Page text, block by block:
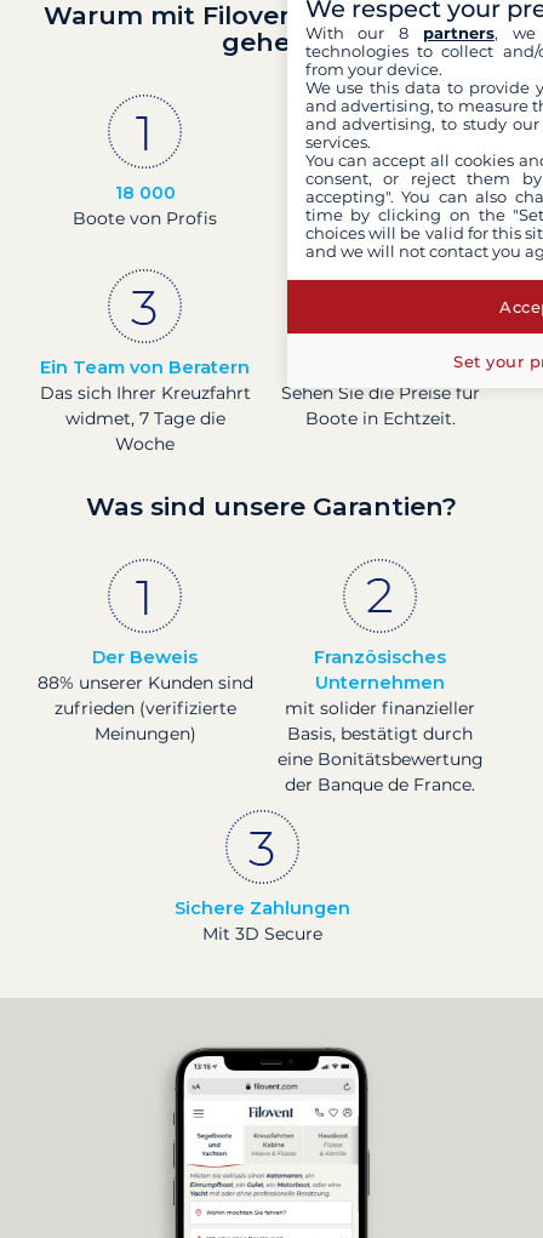
Warum mit Filovent auf Segeltörn
gehen?
18 000
Boote von Profis
30 Jahre
Erfahrung und
Leidenschaft
Ein Team von Beratern
Das sich Ihrer Kreuzfahrt
widmet, 7 Tage die
Woche
Preise in Echtzeit
Sehen Sie die Preise für
Boote in Echtzeit.
Was sind unsere Garantien?
Der Beweis
88% unserer Kunden sind
zufrieden (verifizierte
Meinungen)
Französisches
Unternehmen
mit solider finanzieller
Basis, bestätigt durch
eine Bonitätsbewertung
der Banque de France.
Sichere Zahlungen
Mit 3D Secure
We respect your
With our 8 partners, we
technologies to collect
from your device.
We use this data to provide
and advertising, to measure
and advertising, to study
services.
You can accept all cookies
consent, or reject them
accepting". You can also
time by clicking on the
choices will be valid for this
and we will not contact you
Set your